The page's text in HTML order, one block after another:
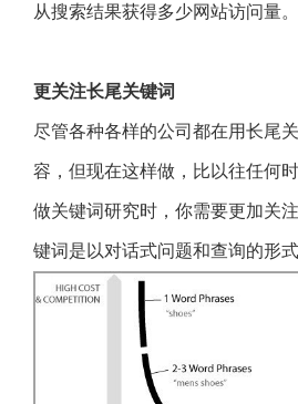
从搜索结果获得多少网站访问量。
更关注长尾关键词
尽管各种各样的公司都在用长尾
容，但现在这样做，比以往任何
做关键词研究时，你需要更加关
键词是以对话式问题和查询的形式